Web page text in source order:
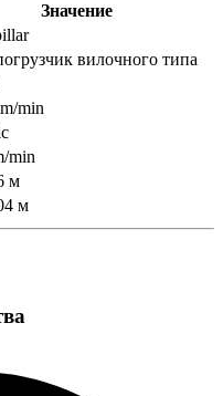
Значение
вилочного типа
min
min
м
м